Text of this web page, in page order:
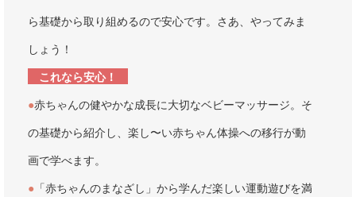
ら基礎から取り組めるので安心です。さあ、やってみま
しょう！
これなら安心！
●赤ちゃんの健やかな成長に大切なベビーマッサージ。そ
の基礎から紹介し、楽し〜い赤ちゃん体操への移行が動
画で学べます。
● 「赤ちゃんのまなざし」から学んだ楽しい運動遊びを満